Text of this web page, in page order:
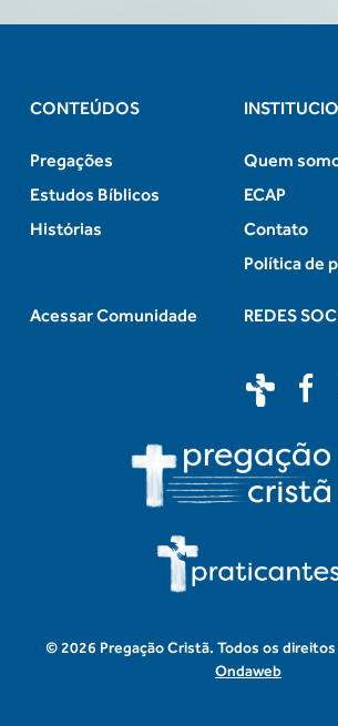
CONTEÚDOS
Pregações
Estudos Bíblicos
Histórias
Quem
ECAP
Contato
Política de
Acessar Comunidade REDES
© 2026 Pregação Cristã. Todos os
Ondaweb